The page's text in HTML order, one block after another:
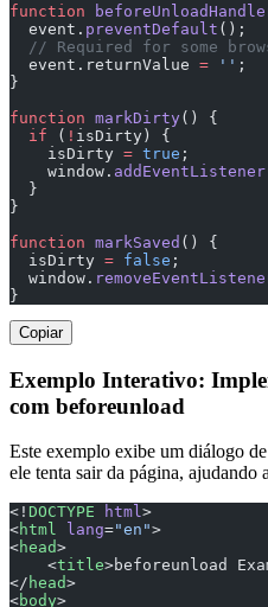
function
  event.
preventDefault ();
// Required for some
  event.returnValue
= '' ;
}
function markDirty() {
  if
( ! isDirty) {
    isDirty
= true ;
    window.
addEventListener
  }
}
function markSaved () {
  isDirty
= false ;
  window.
}
Copiar
Exemplo Interativo:
com beforeunload
Este exemplo exibe um diálogo
ele tenta sair da página, ajudando
<! DOCTYPE html>
<html lang="en">
<head>
    <
title>beforeunload
</ head>
<body>